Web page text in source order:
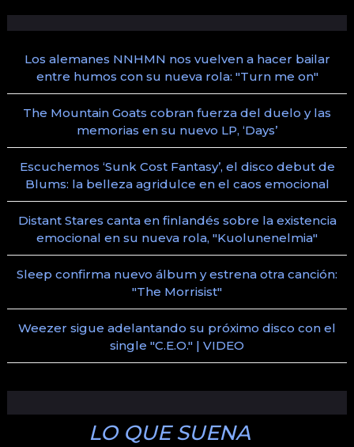
Los alemanes NNHMN nos vuelven a hacer bailar
entre humos con su nueva rola: "Turn me on"
The Mountain Goats cobran fuerza del duelo y las
memorias en su nuevo LP, ‘Days’
Escuchemos ‘Sunk Cost Fantasy’, el disco debut de
Blums: la belleza agridulce en el caos emocional
Distant Stares canta en finlandés sobre la existencia
emocional en su nueva rola, "Kuolunenelmia"
Sleep confirma nuevo álbum y estrena otra canción:
"The Morrisist"
Weezer sigue adelantando su próximo disco con el
single "C.E.O." | VIDEO
LO QUE SUENA